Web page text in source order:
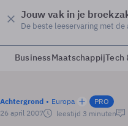
Jouw vak in je
De beste leeservaring met de
BusinessMaatschappijTech
Achtergrond Europa
PRO
26 april 2007
leestijd 3 minuten